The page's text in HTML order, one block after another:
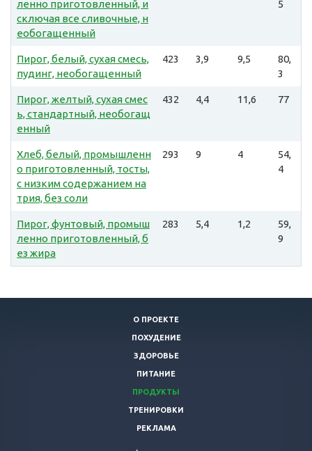
ленно приготовленный, и
сключая все сливочные, н
еобогащенный
5
Пирог, белый, сухая смесь,
пудинг, необогащенный
423 3,9 9,5
80,
3
Пирог, желтый, сухая смес
ь, стандартный, необогащ
енный
432 4,4 11,6 77
Хлеб, белый, промышленн
о приготовленный, тосты,
с низким содержанием на
трия, без соли
293 9 4
54,
4
Пирог, фунтовый, промыш
ленно приготовленный, б
ез жира
283 5,4 1,2
59,
9
О ПРОЕКТЕ
ПОХУДЕНИЕ
ЗДОРОВЬЕ
ПИТАНИЕ
ПРОДУКТЫ
ТРЕНИРОВКИ
РЕКЛАМА